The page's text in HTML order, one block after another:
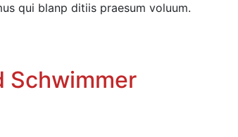
qui blanp ditiis praesum voluum.
Schwimmer